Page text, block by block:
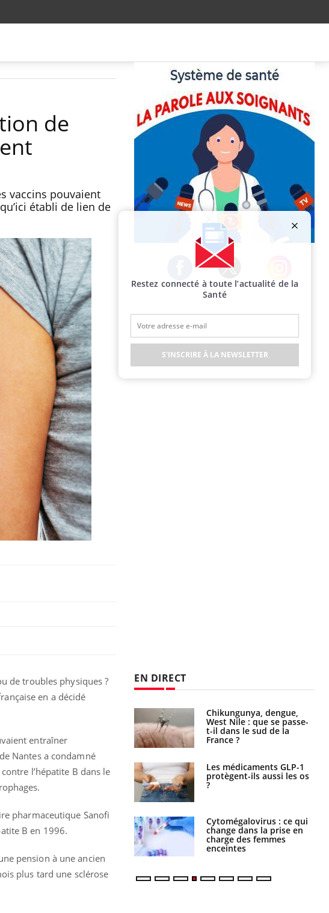
de
vaccins pouvaient
établi de lien de
de troubles physiques ?
en a décidé
entraîner
Nantes a condamné
l’hépatite B dans le
pharmaceutique Sanofi
B en 1996.
pension à une ancien
plus tard une sclérose
Facebook Twitter Instagram
EN DIRECT
Toujours connectés :
comment le travail
empiète de plus en plus
sur nos soirées
Cancer colorectal : une
stratégie simple aurait
Chikungunya, dengue,
West Nile : que se passe-
t-il dans le sud de la
France ?
Les médicaments GLP-1
protègent-ils aussi les os
?
Cytomégalovirus : ce qui
change dans la prise en
charge des femmes
enceintes
Restez connecté à toute l’actualité de la
Santé
S'INSCRIRE À LA NEWSLETTER